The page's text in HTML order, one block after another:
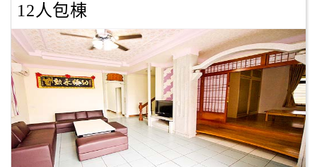
12人包棟